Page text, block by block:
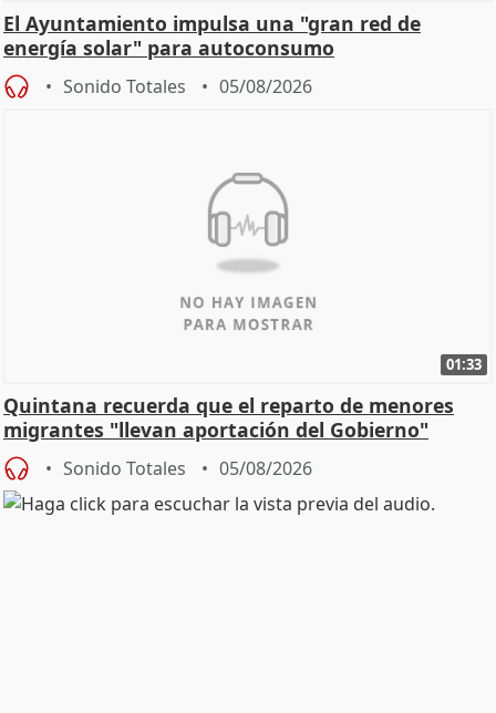
El Ayuntamiento impulsa una "gran red de
energía solar" para autoconsumo
Sonido Totales 05/08/2026
01:33
Quintana recuerda que el reparto de menores
migrantes "llevan aportación del Gobierno"
central
Sonido Totales 05/08/2026